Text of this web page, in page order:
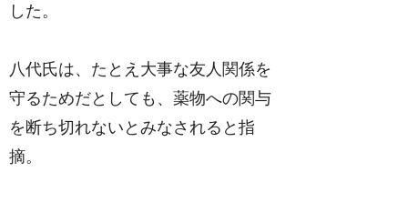
した。
八代氏は、たとえ大事な友人関係を
守るためだとしても、薬物への関与
を断ち切れないとみなされると指
摘。